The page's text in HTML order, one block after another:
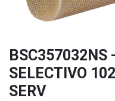
BSC357032NS
SELECTIVO
SERV